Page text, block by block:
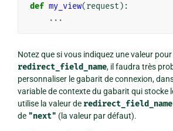
def my_view(request ):
...
Notez que si vous indiquez une valeur pour
redirect_field_name, il faudra très
personnaliser le gabarit de connexion,
variable de contexte du gabarit qui stocke
utilise la valeur de redirect_field_name
de "next" (la valeur par défaut).